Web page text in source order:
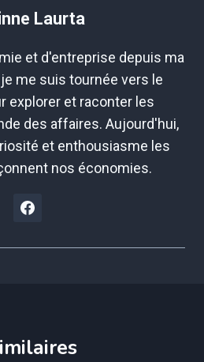
Laurta
et d'entreprise depuis ma
me suis tournée vers le
explorer et raconter les
des affaires. Aujourd'hui,
et enthousiasme les
nos économies.